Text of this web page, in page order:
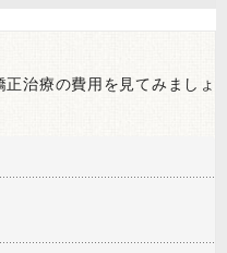
治療の費用を見てみましょ